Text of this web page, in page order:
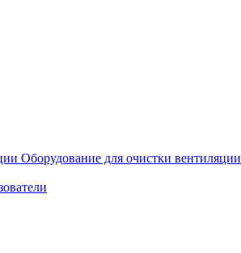
Оборудование для очистки вентиляции